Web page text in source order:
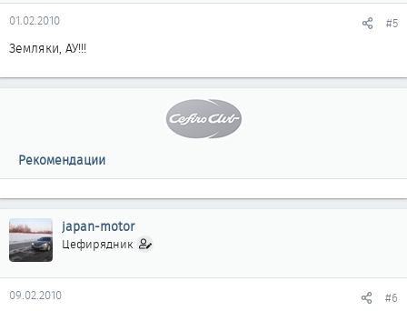
01.02.2010 #5
Земляки, АУ!!!
Рекомендации
japan-motor
Цефирядник
09.02.2010 #6